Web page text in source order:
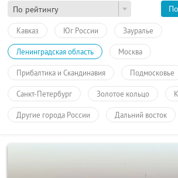
По рейтингу
Кавказ Юг России Зауралье
Ленинградская область Москва
Прибалтика и Скандинавия Подмосковье
Санкт-Петербург Золотое кольцо
Другие города России Дальний восток